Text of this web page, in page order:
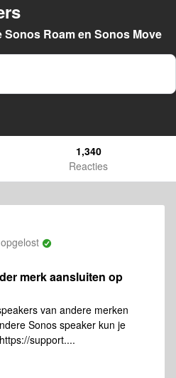
Roam en Sonos Move
1,340
Reacties
merk aansluiten op
van andere merken
Sonos speaker kun je
support....